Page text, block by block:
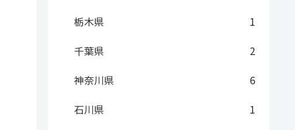
栃木県
1
千葉県
2
神奈川県
6
石川県
1